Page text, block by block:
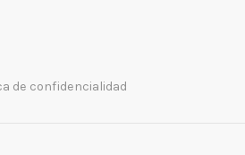
de confidencialidad